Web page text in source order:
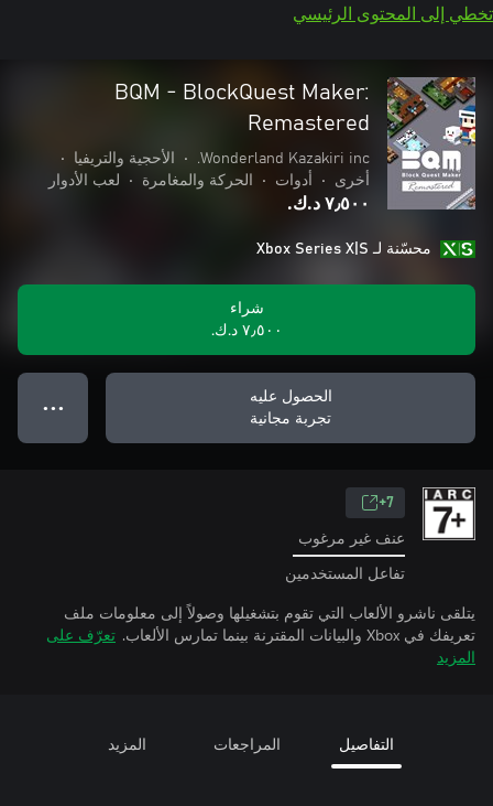
تخطي إلى المحتوى الرئيسي
BQM - BlockQuest Maker:
Remastered
Wonderland Kazakiri inc.
• الأحجية والتريفيا
•
أخرى
• أدوات • الحركة والمغامرة • لعب الأدوار
٧٫٥٠٠ د.ك.‏
محسّنة لـ Xbox Series X|S
شراء
٧٫٥٠٠ د.ك.‏
الحصول عليه
تجربة مجانية
● ● ●
7+
عنف غير مرغوب
تفاعل المستخدمين
يتلقى ناشرو الألعاب التي تقوم بتشغيلها وصولاً إلى معلومات ملف
تعريفك في Xbox والبيانات المقترنة بينما تمارس الألعاب.
تعرّف على
المزيد
التفاصيل المراجعات المزيد